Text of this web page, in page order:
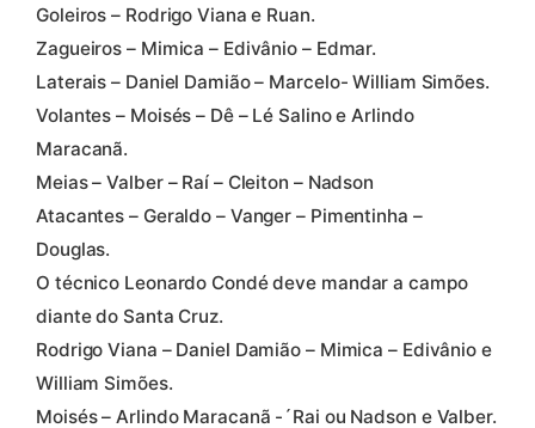
Goleiros – Rodrigo Viana e Ruan.
Zagueiros – Mimica – Edivânio – Edmar.
Laterais – Daniel Damião – Marcelo- William Simões.
Volantes – Moisés – Dê – Lé Salino e Arlindo
Maracanã.
Meias – Valber – Raí – Cleiton – Nadson
Atacantes – Geraldo – Vanger – Pimentinha –
Douglas.
O técnico Leonardo Condé deve mandar a campo
diante do Santa Cruz.
Rodrigo Viana – Daniel Damião – Mimica – Edivânio e
William Simões.
Moisés – Arlindo Maracanã -´Rai ou Nadson e Valber.